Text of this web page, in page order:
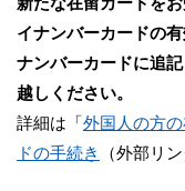
イナンバーカードの
ナンバーカードに追
越しください。
詳細は「外国人の方
ドの手続き （外部リ